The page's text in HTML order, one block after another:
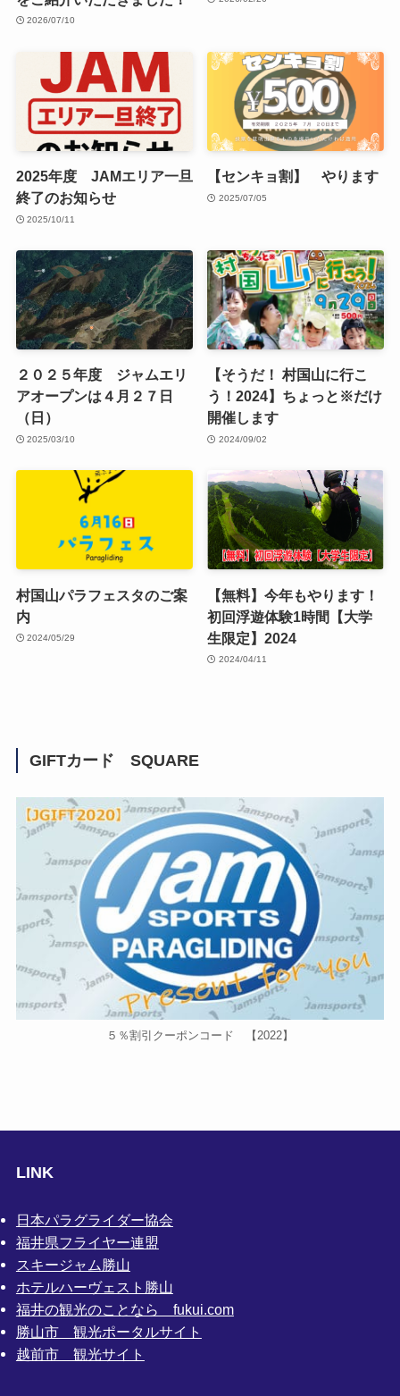
2026/07/10
2025年度 JAMエリア一旦
終了のお知らせ
2025/10/11
【センキョ割】 やります
2025/07/05
２０２５年度 ジャムエリ
アオープンは４月２７日
（日）
2025/03/10
【そうだ！ 村国山に行こ
う！2024】ちょっと※だけ
開催します
2024/09/02
村国山パラフェスタのご案
内
2024/05/29
【無料】今年もやります！
初回浮遊体験1時間【大学
生限定】2024
2024/04/11
GIFTカード SQUARE
５％割引クーポンコード 【2022】
LINK
日本パラグライダー協会
福井県フライヤー連盟
スキージャム勝山
ホテルハーヴェスト勝山
福井の観光のことなら fukui.com
勝山市 観光ポータルサイト
越前市 観光サイト